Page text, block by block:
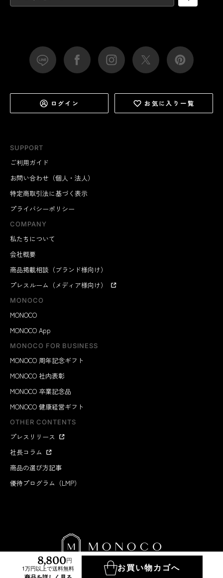
8,800円
1万円以上で送料無料
お買い物カゴへ
SUPPORT
ご利用ガイド
お問い合わせ（個人・法人）
特定商取引法に基づく表示
プライバシーポリシー
COMPANY
私たちについて
会社概要
商品掲載相談（ブランド様向け）
プレスルーム（メディア様向け）
MONOCO
MONOCO
MONOCO App
MONOCO FOR BUSINESS
MONOCO 周年記念ギフト
MONOCO 社内表彰
MONOCO 卒業記念品
MONOCO 健康経営ギフト
OTHER CONTENTS
プレスリリース
社長コラム
商品の選び方記事
優待プログラム（LMP）
ログイン お気に入り一覧
MONOCO INC.2012-2026